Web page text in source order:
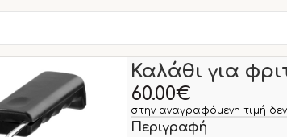
Καλάθι για
60.00€
στην αναγραφόμενη τιμή
Περιγραφή